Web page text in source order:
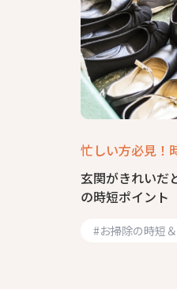
忙しい方必見！
玄関がきれいだ
の時短ポイント
#お掃除の時短